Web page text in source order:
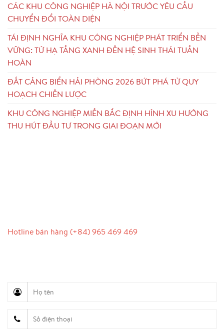
CÁC KHU CÔNG NGHIỆP HÀ NỘI TRƯỚC YÊU CẦU
CHUYỂN ĐỔI TOÀN DIỆN
TÁI ĐỊNH NGHĨA KHU CÔNG NGHIỆP PHÁT TRIỂN BỀN
VỮNG: TỪ HẠ TẦNG XANH ĐẾN HỆ SINH THÁI TUẦN
HOÀN
ĐẤT CẢNG BIỂN HẢI PHÒNG 2026 BỨT PHÁ TỪ QUY
HOẠCH CHIẾN LƯỢC
KHU CÔNG NGHIỆP MIỀN BẮC ĐỊNH HÌNH XU HƯỚNG
THU HÚT ĐẦU TƯ TRONG GIAI ĐOẠN MỚI
Hotline bán hàng (+84) 965 469 469